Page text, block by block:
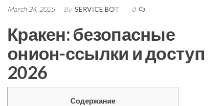
March 24, 2025 By SERVICE BOT 0
Кракен: безопасные
онион-ссылки и доступ
2026
Содержание